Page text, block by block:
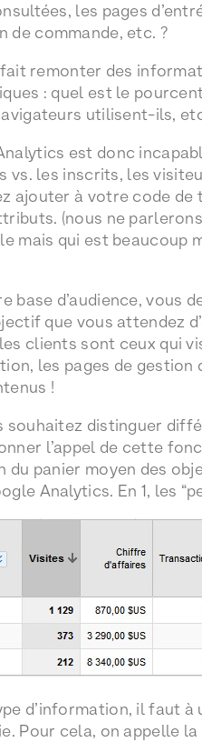
les pages
de commande, etc. ?
fait remonter des
: quel est le
utilisent-ils,
est donc
vs. les inscrits, les
ajouter à votre code
(nous ne
mais qui est beaucoup
base d’audience, vous
que vous attendez
clients sont ceux qui
les pages de
!
souhaitez distinguer
l’appel de cette
panier moyen des
Analytics. En 1, les
d’information, il faut à
Pour cela, on appelle